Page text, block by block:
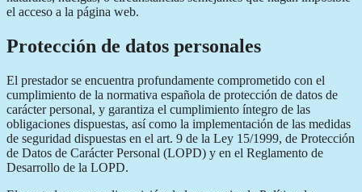
el acceso a la página web.
Protección de datos personales
El prestador se encuentra profundamente comprometido con el
cumplimiento de la normativa española de protección de datos de
carácter personal, y garantiza el cumplimiento íntegro de las
obligaciones dispuestas, así como la implementación de las medidas
de seguridad dispuestas en el art. 9 de la Ley 15/1999, de Protección
de Datos de Carácter Personal (LOPD) y en el Reglamento de
Desarrollo de la LOPD.